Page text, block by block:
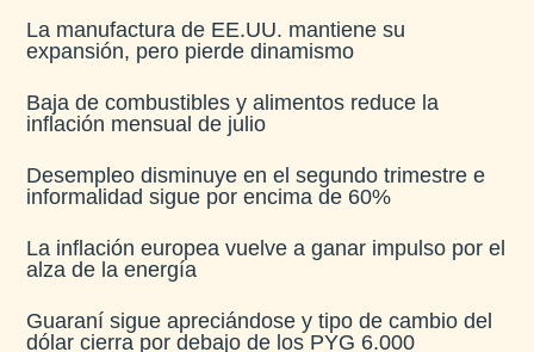
La manufactura de EE.UU. mantiene su
expansión, pero pierde dinamismo
Baja de combustibles y alimentos reduce la
inflación mensual de julio​
Desempleo disminuye en el segundo trimestre e
informalidad sigue por encima de 60%
La inflación europea vuelve a ganar impulso por el
alza de la energía
Guaraní sigue apreciándose y tipo de cambio del
dólar cierra por debajo de los PYG 6.000